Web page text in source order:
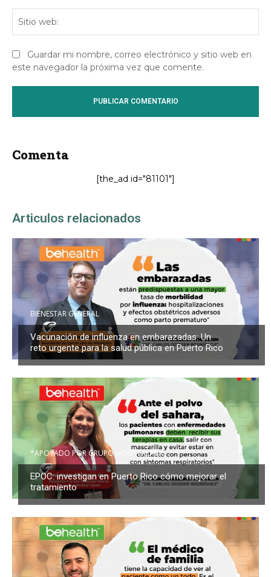
Guardar mi nombre, correo electrónico y sitio web en
este navegador la próxima vez que comente.
Comenta
[the_ad id="81101"]
Articulos relacionados
BIENESTAR GENERAL
Vacunación de influenza en embarazadas: Un
reto urgente para la salud pública en Puerto Rico
*APOYADO POR GRUPO HOSPITALARIO
EPOC: investigan en Puerto Rico cómo mejorar el
tratamiento